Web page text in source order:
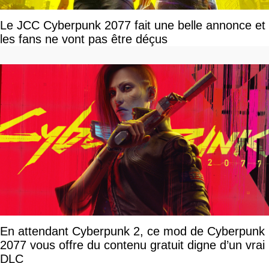
Le JCC Cyberpunk 2077 fait une belle annonce et
les fans ne vont pas être déçus
En attendant Cyberpunk 2, ce mod de Cyberpunk
2077 vous offre du contenu gratuit digne d’un vrai
DLC